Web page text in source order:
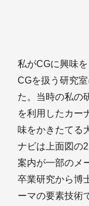
私がCGに興味
CGを扱う研究
た。当時の私の
を利用したカー
味をかきたてる
ナビは上面図の
案内が一部のメ
卒業研究から博
ーマの要素技術